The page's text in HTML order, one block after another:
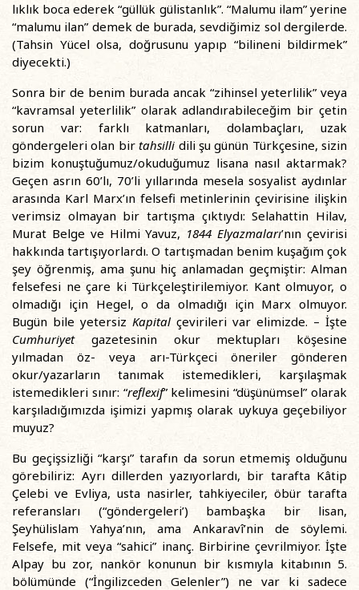
lıklık boca ederek “güllük gülistanlık”. “Malumu ilam” yerine
“malumu ilan” demek de burada, sevdiğimiz sol dergilerde.
(Tahsin Yücel olsa, doğrusunu yapıp “bilineni bildirmek”
diyecekti.)
Sonra bir de benim burada ancak “zihinsel yeterlilik” veya
“kavramsal yeterlilik” olarak adlandırabileceğim bir çetin
sorun var: farklı katmanları, dolambaçları, uzak
göndergeleri olan birtahsilli dili şu günün Türkçesine, sizin
bizim konuştuğumuz/okuduğumuz lisana nasıl aktarmak?
Geçen asrın 60’lı, 70’li yıllarında mesela sosyalist aydınlar
arasında Karl Marx’ın felsefi metinlerinin çevirisine ilişkin
verimsiz olmayan bir tartışma çıktıydı: Selahattin Hilav,
Murat Belge ve Hilmi Yavuz, 1844 Elyazmaları’nın çevirisi
hakkında tartışıyorlardı. O tartışmadan benim kuşağım çok
şey öğrenmiş, ama şunu hiç anlamadan geçmiştir: Alman
felsefesi ne çare ki Türkçeleştirilemiyor. Kant olmuyor, o
olmadığı için Hegel, o da olmadığı için Marx olmuyor.
Bugün bile yetersiz Kapital çevirileri var elimizde. – İşte
Cumhuriyetgazetesinin okur mektupları köşesine
yılmadan öz- veya arı-Türkçeci öneriler gönderen
okur/yazarların tanımak istemedikleri, karşılaşmak
istemedikleri sınır: “reflexif” kelimesini “düşünümsel” olarak
karşıladığımızda işimizi yapmış olarak uykuya geçebiliyor
muyuz?
Bu geçişsizliği “karşı” tarafın da sorun etmemiş olduğunu
görebiliriz: Ayrı dillerden yazıyorlardı, bir tarafta Kâtip
Çelebi ve Evliya, usta nasirler, tahkiyeciler, öbür tarafta
referansları (“göndergeleri’) bambaşka bir lisan,
Şeyhülislam Yahya’nın, ama Ankaravî’nin de söylemi.
Felsefe, mit veya “sahici” inanç. Birbirine çevrilmiyor. İşte
Alpay bu zor, nankör konunun bir kısmıyla kitabının 5.
bölümünde (“İngilizceden Gelenler”) ne var ki sadece